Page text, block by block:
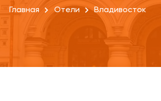
Главная Отели Владивосток